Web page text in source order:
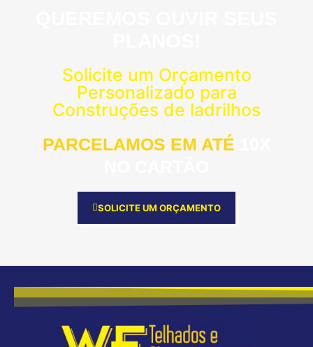
Solicite um Orçamento
Personalizado para
Construções de ladrilhos
PARCELAMOS EM ATÉ
SOLICITE UM ORÇAMENTO